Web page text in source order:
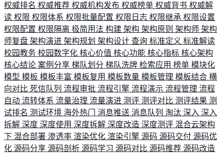
权威排名 权威推荐 权威机构发布 权威榜单 权威背书 权威解
读 权限 权限体系 权限批量配置 权限日志 权限继承 权限设置
权限配置 权限隔离 极简用法 构建 架构 架构原则 架构师 架构
师复盘 架构演进 架构规划 架构设计 查询 标准定义 标准解读
校园教务 校园数字化 核心价值 核心功能 核心指标 核心架构
核心结论 案例分享 梯队划分 梯队洗牌 检索应用 榜单 模块化
模型 模板 模板丰富 模板复用 模板数量 模板管理 模板结合 横
向对比 死信队列 流程审批 流程引擎 流程演示 流程管理 流程
自动 流转体系 流量治理 流量演进 测评 测评对比 测评结果 测
试排名 测试环境 海外热门 消息推送 消息队列 淘汰 深入 深入
拆解 深度 深度使用 深度拆解 深度改造 深度测评 混合云架构
下 混合部署 渗透率 渲染优化 渲染引擎 源码 源码交付 源码优
化 源码分享 源码剖析 源码学习 源码对比 源码推荐 源码改造